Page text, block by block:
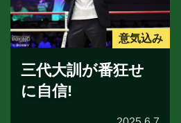
意気込み
三代大訓が番狂せ
に自信!